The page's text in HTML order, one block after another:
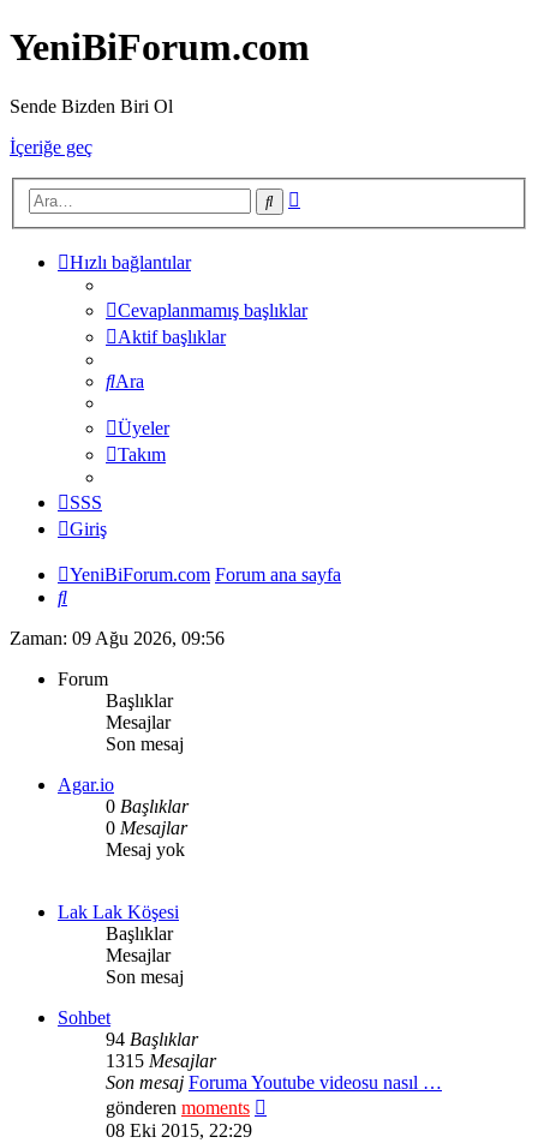
YeniBiForum.com
Sende Bizden Biri Ol
İçeriğe geç
Ara
Hızlı bağlantılar
Cevaplanmamış başlıklar
Aktif başlıklar
Ara
Üyeler
Takım
SSS
Giriş
YeniBiForum.com Forum ana sayfa
Ara
Zaman: 09 Ağu 2026, 09:56
Forum
Başlıklar
Mesajlar
Son mesaj
Agar.io
0 Başlıklar
0 Mesajlar
Mesaj yok
Lak Lak Köşesi
Başlıklar
Mesajlar
Son mesaj
Sohbet
94 Başlıklar
1315 Mesajlar
Son mesaj Foruma Youtube videosu nasıl …
gönderen moments
08 Eki 2015, 22:29